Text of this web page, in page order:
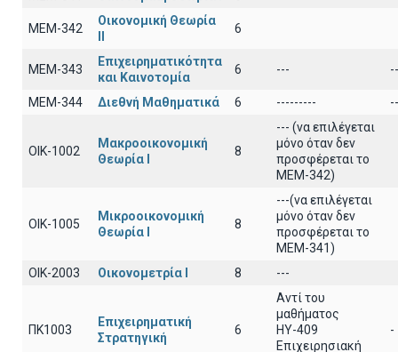
ΜΕΜ-342
Οικονομική Θεωρία
6
ΜΕΜ-343
Επιχειρηματικότητα
και Καινοτομία
6 ---
ΜΕΜ-344 Διεθνή Μαθηματικά 6 ---------
ΟΙΚ-1002
Μακροοικονομική
Θεωρία Ι
8
--- (να επιλέγεται
μόνο όταν δεν
προσφέρεται το
ΜΕΜ-342)
ΟΙΚ-1005
Μικροοικονομική
Θεωρία Ι
8
---(να επιλέγεται
μόνο όταν δεν
προσφέρεται το
ΜΕΜ-341)
ΟΙΚ-2003
Οικονομετρία Ι 8 ---
ΠΚ1003
Επιχειρηματική
Στρατηγική
6
Αντί του
μαθήματος
ΗΥ-409
Επιχειρησιακή
-